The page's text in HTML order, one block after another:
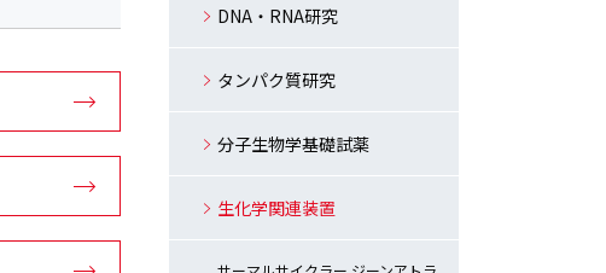
DNA・RNA研究
タンパク質研究
分子生物学基礎試薬
生化学関連装置